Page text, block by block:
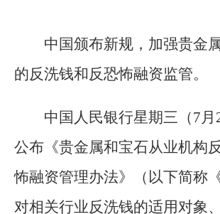
中国颁布新规，加强贵金
的反洗钱和反恐怖融资监管。
中国人民银行星期三（7
公布《贵金属和宝石从业机构
怖融资管理办法》（以下简称
对相关行业反洗钱的适用对象